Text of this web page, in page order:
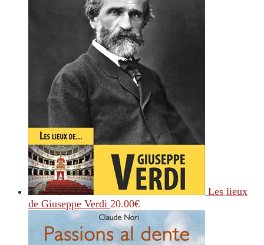
Les lieux
de Giuseppe Verdi 20.00€